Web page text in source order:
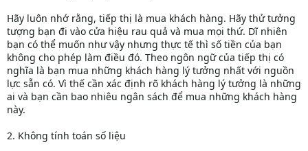
Hãy luôn nhớ rằng, tiếp thị là mua khách hàng. Hãy thử tưởng
tượng bạn đi vào cửa hiệu rau quả và mua mọi thứ. Dĩ nhiên
bạn có thể muốn như vậy nhưng thực tế thì số tiền của bạn
không cho phép làm điều đó. Theo ngôn ngữ của tiếp thị có
nghĩa là bạn mua những khách hàng lý tưởng nhất với nguồn
lực sẵn có. Vì thế cần xác định rõ khách hàng lý tưởng là những
ai và bạn cần bao nhiêu ngân sách để mua những khách hàng
này.
2. Không tính toán số liệu